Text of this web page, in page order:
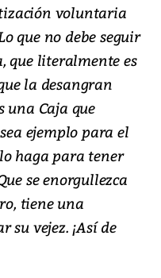
voluntaria
que no debe seguir
que literalmente es
la desangran
una Caja que
ejemplo para el
haga para tener
se enorgullezca
tiene una
vejez. ¡Así de